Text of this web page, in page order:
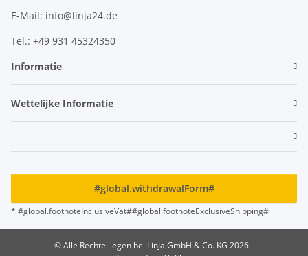
E-Mail: info@linja24.de
Tel.: +49 931 45324350
Informatie
Wettelijke Informatie
#global.withdrawalForm#
* #global.footnoteInclusiveVat##global.footnoteExclusiveShipping#
© Alle Rechte liegen bei LinJa GmbH & Co. KG 2026